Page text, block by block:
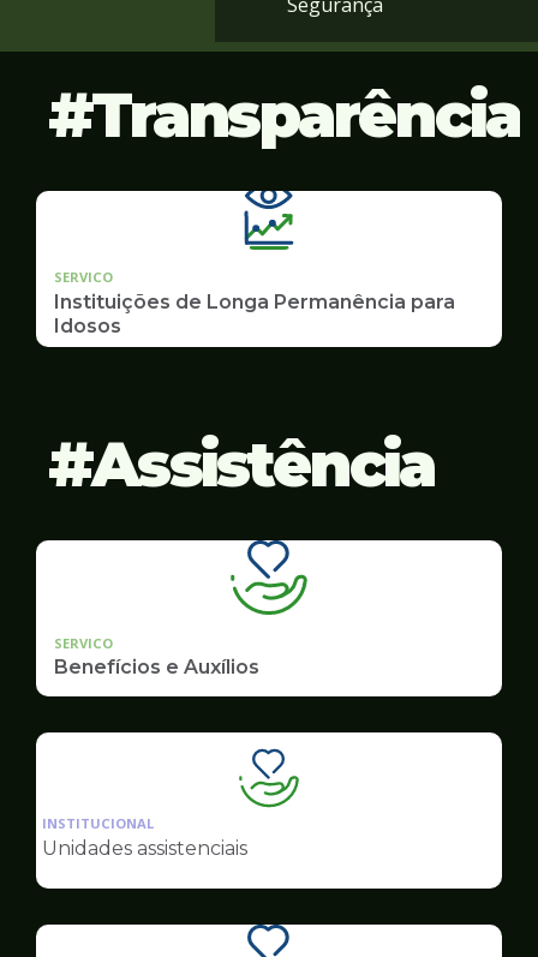
Transparência
SERVICO
Instituições de Longa Permanência para
Idosos
Assistência
SERVICO
Benefícios e Auxílios
Ilustração
da
Assistência
INSTITUCIONAL
Unidades assistenciais